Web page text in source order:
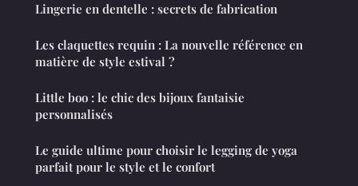
Lingerie en dentelle : secrets de fabrication
Les claquettes requin : La nouvelle référence en
matière de style estival ?
Little boo : le chic des bijoux fantaisie
personnalisés
Le guide ultime pour choisir le legging de yoga
parfait pour le style et le confort